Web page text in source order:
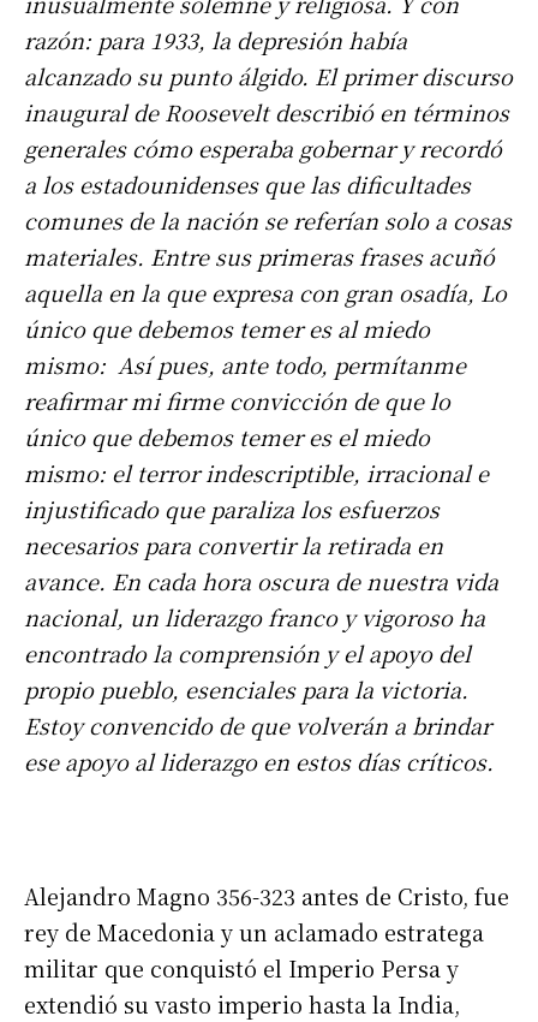
razón: para 1933, la depresión había
alcanzado su punto álgido. El primer discurso
inaugural de Roosevelt describió en términos
generales cómo esperaba gobernar y recordó
a los estadounidenses que las dificultades
comunes de la nación se referían solo a cosas
materiales. Entre sus primeras frases acuñó
aquella en la que expresa con gran osadía, Lo
único que debemos temer es al miedo
mismo: Así pues, ante todo, permítanme
reafirmar mi firme convicción de que lo
único que debemos temer es el miedo
mismo: el terror indescriptible, irracional e
injustificado que paraliza los esfuerzos
necesarios para convertir la retirada en
avance. En cada hora oscura de nuestra vida
nacional, un liderazgo franco y vigoroso ha
encontrado la comprensión y el apoyo del
propio pueblo, esenciales para la victoria.
Estoy convencido de que volverán a brindar
ese apoyo al liderazgo en estos días críticos.
Alejandro Magno 356-323 antes de Cristo, fue
rey de Macedonia y un aclamado estratega
militar que conquistó el Imperio Persa y
extendió su vasto imperio hasta la India,